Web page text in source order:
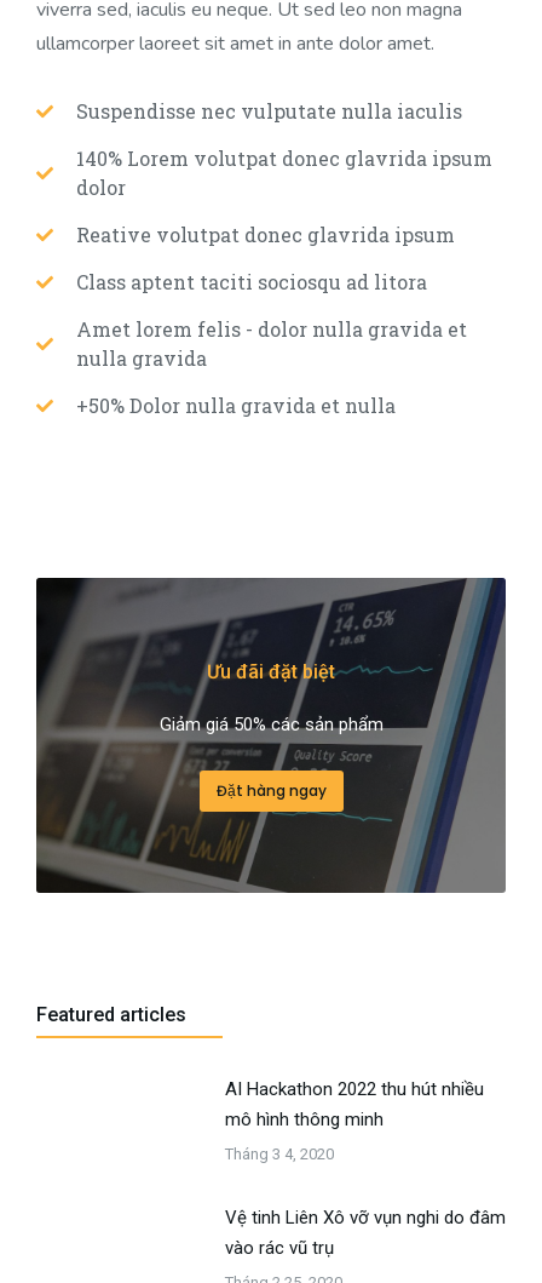
viverra sed, iaculis eu neque. Ut sed leo non magna
ullamcorper laoreet sit amet in ante dolor amet.
Suspendisse nec vulputate nulla iaculis
140% Lorem volutpat donec glavrida ipsum
dolor
Reative volutpat donec glavrida ipsum
Class aptent taciti sociosqu ad litora
Amet lorem felis - dolor nulla gravida et
nulla gravida
+50% Dolor nulla gravida et nulla
Ưu đãi đặt biệt
Giảm giá 50% các sản phẩm
Đặt hàng ngay
Featured articles
AI Hackathon 2022 thu hút nhiều
mô hình thông minh​
Tháng 3 4, 2020
Vệ tinh Liên Xô vỡ vụn nghi do đâm
vào rác vũ trụ